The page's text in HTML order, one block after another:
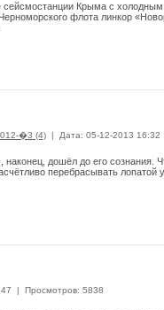
сейсмостанции Крыма с
флота линкор
�3 (4) | Дата: 05-12-2013 16:32
дошёл до его сознания.
перебрасывать лопатой
| Просмотров: 5838